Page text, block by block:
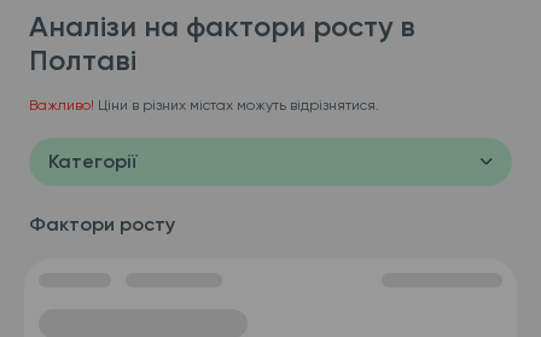
Аналізи на фактори росту в
Полтаві
Важливо! Ціни в різних містах можуть відрізнятися.
Категорії
Фактори росту